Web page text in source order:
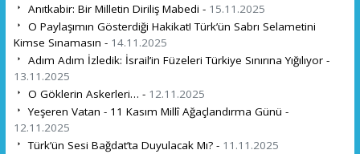
Anıtkabir: Bir Milletin Diriliş Mabedi - 15.11.2025
O Paylaşımın Gösterdiği Hakikat! Türk’ün Sabrı Selametini
Kimse Sınamasın - 14.11.2025
Adım Adım İzledik: İsrail’in Füzeleri Türkiye Sınırına Yığılıyor -
13.11.2025
O Göklerin Askerleri… - 12.11.2025
Yeşeren Vatan - 11 Kasım Millî Ağaçlandırma Günü -
12.11.2025
Türk’ün Sesi Bağdat’ta Duyulacak Mı? - 11.11.2025